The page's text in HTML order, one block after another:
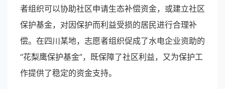
者组织可以协助社区申请生态补偿资金，或建立社区
保护基金，对因保护而利益受损的居民进行合理补
偿。在四川某地，志愿者组织促成了水电企业资助的
“花梨鹰保护基金”，既保障了社区利益，又为保护工
作提供了稳定的资金支持。